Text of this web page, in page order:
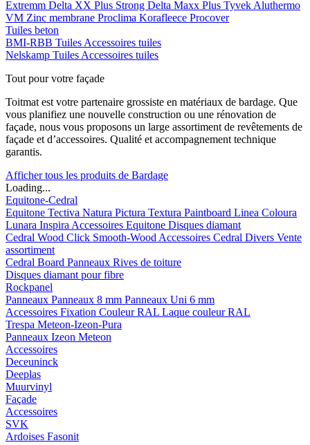
Extremm Delta XX Plus Strong Delta Maxx Plus Tyvek Aluthermo
VM Zinc membrane Proclima Korafleece Procover
Tuiles beton
BMI-RBB Tuiles Accessoires tuiles
Nelskamp Tuiles Accessoires tuiles
Tout pour votre façade
Toitmat est votre partenaire grossiste en matériaux de bardage. Que
vous planifiez une nouvelle construction ou une rénovation de
façade, nous vous proposons un large assortiment de revêtements de
façade et d’accessoires. Qualité et accompagnement technique
garantis.
Afficher tous les produits de Bardage
Loading...
Equitone-Cedral
Equitone Tectiva Natura Pictura Textura Paintboard Linea Coloura
Lunara Inspira Accessoires Equitone Disques diamant
Cedral Wood Click Smooth-Wood Accessoires Cedral Divers Vente
assortiment
Cedral Board Panneaux Rives de toiture
Disques diamant pour fibre
Rockpanel
Panneaux Panneaux 8 mm Panneaux Uni 6 mm
Accessoires Fixation Couleur RAL Laque couleur RAL
Trespa Meteon-Izeon-Pura
Panneaux Izeon Meteon
Accessoires
Deceuninck
Deeplas
Muurvinyl
Façade
Accessoires
SVK
Ardoises Fasonit